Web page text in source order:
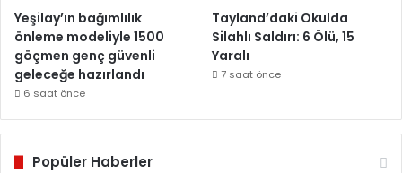
Yeşilay’ın bağımlılık
önleme modeliyle 1500
göçmen genç güvenli
geleceğe hazırlandı
6 saat önce
Tayland’daki Okulda
Silahlı Saldırı: 6 Ölü, 15
Yaralı
7 saat önce
Popüler Haberler